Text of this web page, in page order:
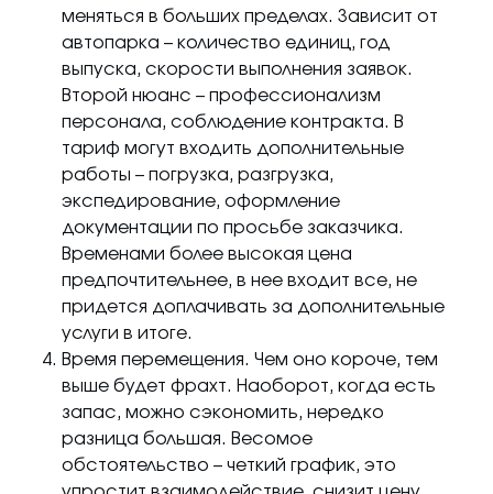
меняться в больших пределах. Зависит от
автопарка – количество единиц, год
выпуска, скорости выполнения заявок.
Второй нюанс – профессионализм
персонала, соблюдение контракта. В
тариф могут входить дополнительные
работы – погрузка, разгрузка,
экспедирование, оформление
документации по просьбе заказчика.
Временами более высокая цена
предпочтительнее, в нее входит все, не
придется доплачивать за дополнительные
услуги в итоге.
Время перемещения. Чем оно короче, тем
выше будет фрахт. Наоборот, когда есть
запас, можно сэкономить, нередко
разница большая. Весомое
обстоятельство – четкий график, это